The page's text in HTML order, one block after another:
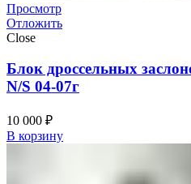
Просмотр
Отложить
Close
Блок дроссельных
N/S 04-07г
10 000 ₽
В корзину